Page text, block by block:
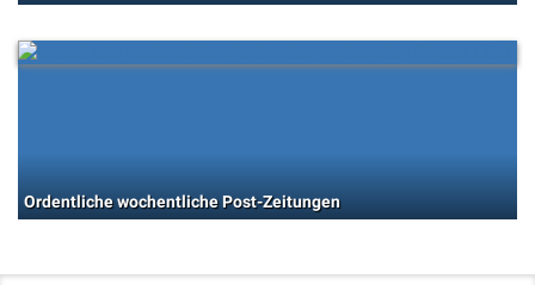
Ordentliche wochentliche Post-Zeitungen